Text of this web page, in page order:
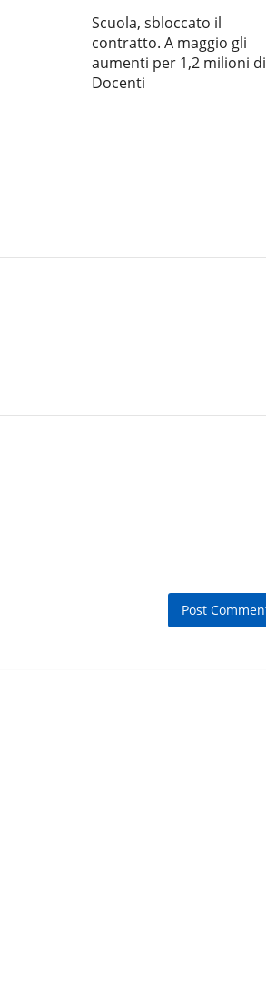
Scuola, sbloccato il
contratto. A maggio gli
aumenti per 1,2 milioni di
Docenti